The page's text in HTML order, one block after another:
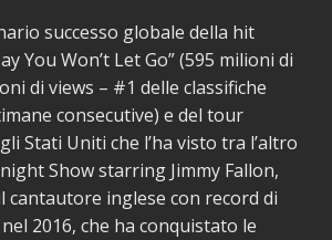
successo globale della hit
You Won’t Let Go” (595 milioni di
di views – #1 delle classifiche
consecutive) e del tour
Stati Uniti che l’ha visto tra l’altro
Show starring Jimmy Fallon,
il cantautore inglese con record di
2016, che ha conquistato le